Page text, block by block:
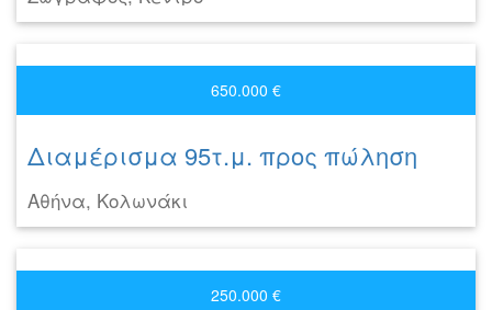
650.000 €
Διαμέρισμα 95τ.μ. προς πώληση
Αθήνα, Κολωνάκι
250.000 €